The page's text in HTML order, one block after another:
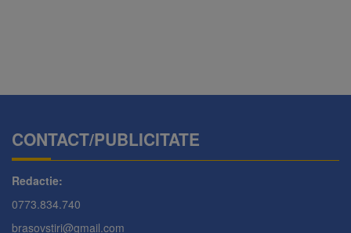
CONTACT/PUBLICITATE
Redactie:
0773.834.740
brasovstiri@gmail.com